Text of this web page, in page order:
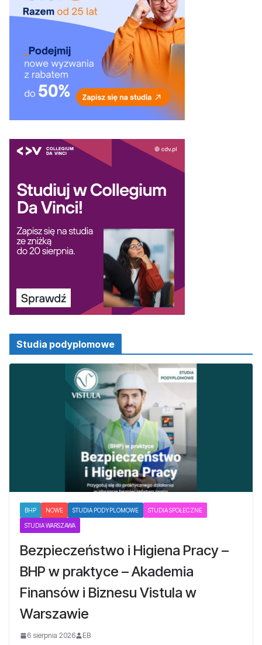
Studia podyplomowe
BHP NOWE STUDIA PODYPLOMOWE STUDIA SPOŁECZNE
STUDIA WARSZAWA
Bezpieczeństwo i Higiena Pracy –
BHP w praktyce – Akademia
Finansów i Biznesu Vistula w
Warszawie
6 sierpnia 2026 EB